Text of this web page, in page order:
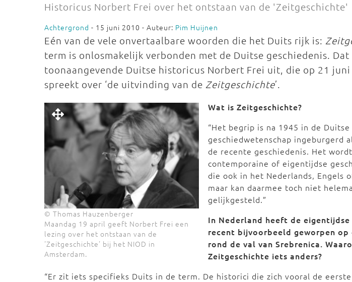
Historicus Norbert Frei over het ontstaan van de 'Zeitgeschichte'
Achtergrond - 15 juni 2010 - Auteur: Pim Huijnen
Eén van de vele onvertaalbare woorden die het Duits rijk is:
term is onlosmakelijk verbonden met de Duitse geschiedenis.
toonaangevende Duitse historicus Norbert Frei uit, die op 21 juni
spreekt over ‘de uitvinding van de Zeitgeschichte’.
© Thomas Hauzenberger
Maandag 19 april geeft Norbert Frei een
lezing over het ontstaan van de
'Zeitgeschichte' bij het NIOD in
Amsterdam.
Wat is Zeitgeschichte?
“Het begrip is na 1945 in de Duitse
geschiedwetenschap ingeburgerd
de recente geschiedenis. Het
contemporaine of eigentijdse
die ook in het Nederlands, Engels
maar kan daarmee toch niet
gelijkgesteld.”
In Nederland heeft de eigentijdse
recent bijvoorbeeld geworpen op
rond de val van Srebrenica.
Zeitgeschichte iets anders?
“Er zit iets specifieks Duits in de term. De historici die zich vooral de